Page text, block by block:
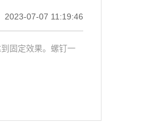
2023-07-07 11:19:46
固定效果。螺钉一